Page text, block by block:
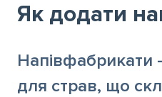
Як додати
Напівфабрикати
для страв, що